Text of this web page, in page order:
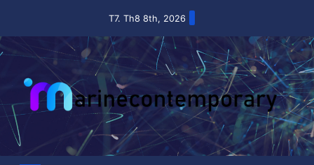
T7. Th8 8th, 2026